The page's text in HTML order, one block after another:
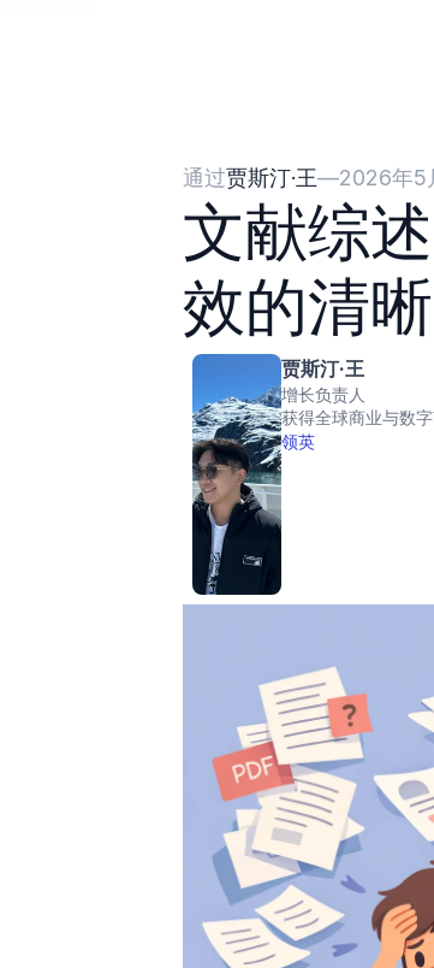
通过贾斯汀·王—2026年5
文献综
效的清
贾斯汀·王
增长负责人
获得全球商业与数
领英